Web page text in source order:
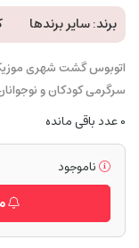
برند:سایر برندها
اتوبوس گشت شهری
سرگرمی کودکان و
0عدد باقی مانده
ناموجود